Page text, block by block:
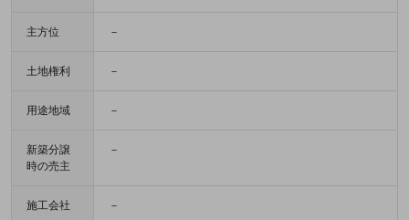
主方位 －
土地権利 －
用途地域 －
新築分譲
時の売主
－
施工会社 －